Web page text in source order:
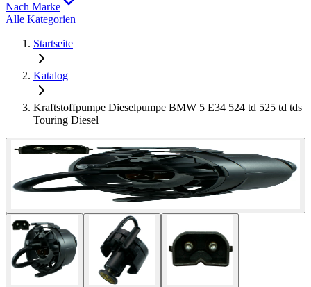
Nach Marke
Alle Kategorien
Startseite
Katalog
Kraftstoffpumpe Dieselpumpe BMW 5 E34 524 td 525 td tds
Touring Diesel